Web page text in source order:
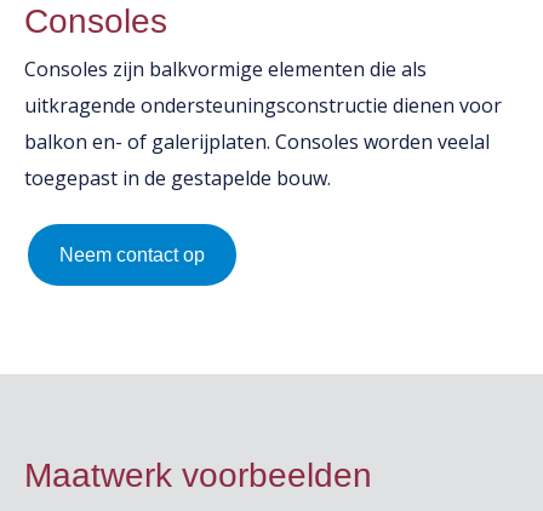
Balkons
Galerijplaten
Consoles
Trappen & bordessen
Vorstranden
Informatie aanvragen
Consoles
Consoles zijn balkvormige elementen die als
uitkragende ondersteuningsconstructie dienen voor
balkon en- of galerijplaten. Consoles worden veelal
toegepast in de gestapelde bouw.
Neem contact op
Maatwerk voorbeelden